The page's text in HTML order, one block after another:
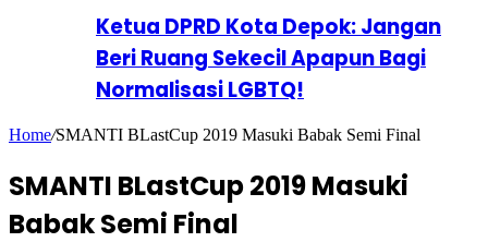
Ketua DPRD Kota Depok: Jangan
Beri Ruang Sekecil Apapun Bagi
Normalisasi LGBTQ!
Home/SMANTI BLastCup 2019 Masuki Babak Semi Final
SMANTI BLastCup 2019 Masuki
Babak Semi Final